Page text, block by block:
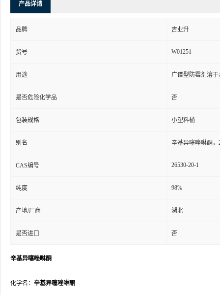
产品详请
品牌 吉业升
货号 W01251
用途 广谱型防霉剂溶于
是否危险化学品 否
包装规格 小塑料桶
别名 辛基异噻唑啉酮
CAS编号 26530-20-1
纯度 98%
产地/厂商 湖北
是否进口 否
辛基异噻唑啉酮
化学名： 辛基异噻唑啉酮